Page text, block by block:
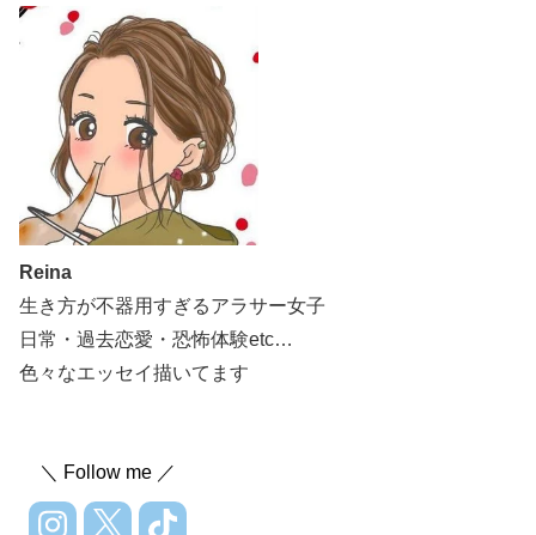
Reina
生き方が不器用すぎるアラサー女子
日常・過去恋愛・恐怖体験etc…
色々なエッセイ描いてます
＼ Follow me ／